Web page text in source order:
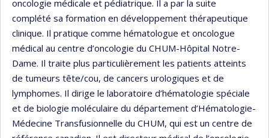
oncologie médicale et pédiatrique. Il a par la suite
complété sa formation en développement thérapeutique
clinique. Il pratique comme hématologue et oncologue
médical au centre d’oncologie du CHUM-Hôpital Notre-
Dame. Il traite plus particulièrement les patients atteints
de tumeurs tête/cou, de cancers urologiques et de
lymphomes. Il dirige le laboratoire d’hématologie spéciale
et de biologie moléculaire du département d’Hématologie-
Médecine Transfusionnelle du CHUM, qui est un centre de